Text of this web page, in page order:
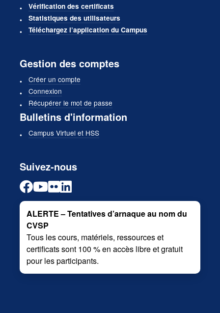
Vérification des certificats
Statistiques des utilisateurs
Téléchargez l’application du Campus
Gestion des comptes
Créer un compte
Connexion
Récupérer le mot de passe
Bulletins d'information
Campus Virtuel et HSS
Suivez-nous
ALERTE – Tentatives d’arnaque au nom du
CVSP
Tous les cours, matériels, ressources et
certificats sont 100 % en accès libre et gratuit
pour les participants.